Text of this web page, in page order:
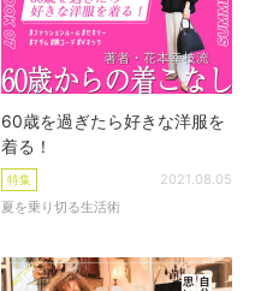
60歳を過ぎたら好きな洋服を
着る！
特集
夏を乗り切る生活術
2021.08.05